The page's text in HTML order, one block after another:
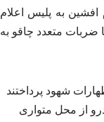
گذشته گزارش قتل مرد ۴۰ ساله‌ای به نام افشین به پلیس اعلام
متعدد چاقو به
شهود پرداختند
خودرو از محل متواری